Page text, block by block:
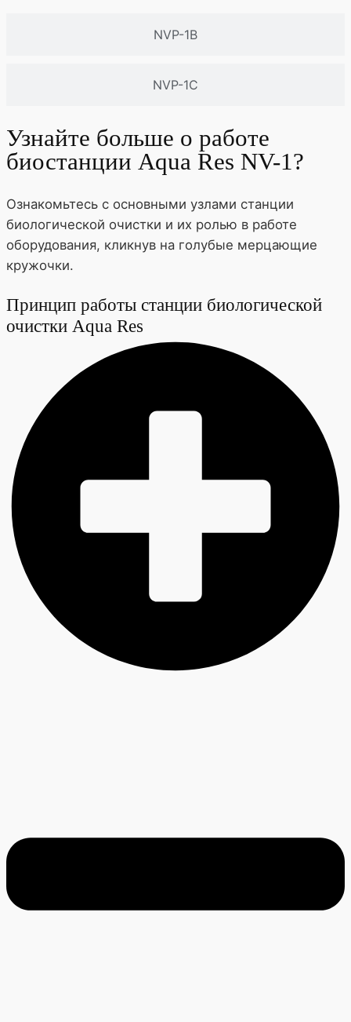
NVP-1В
NVP-1С
Узнайте больше о работе
биостанции Aqua Res NV-1?
Ознакомьтесь с основными узлами станции
биологической очистки и их ролью в работе
оборудования, кликнув на голубые мерцающие
кружочки.
Принцип работы станции биологической
очистки Aqua Res